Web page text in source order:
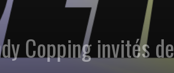
Copping invités de